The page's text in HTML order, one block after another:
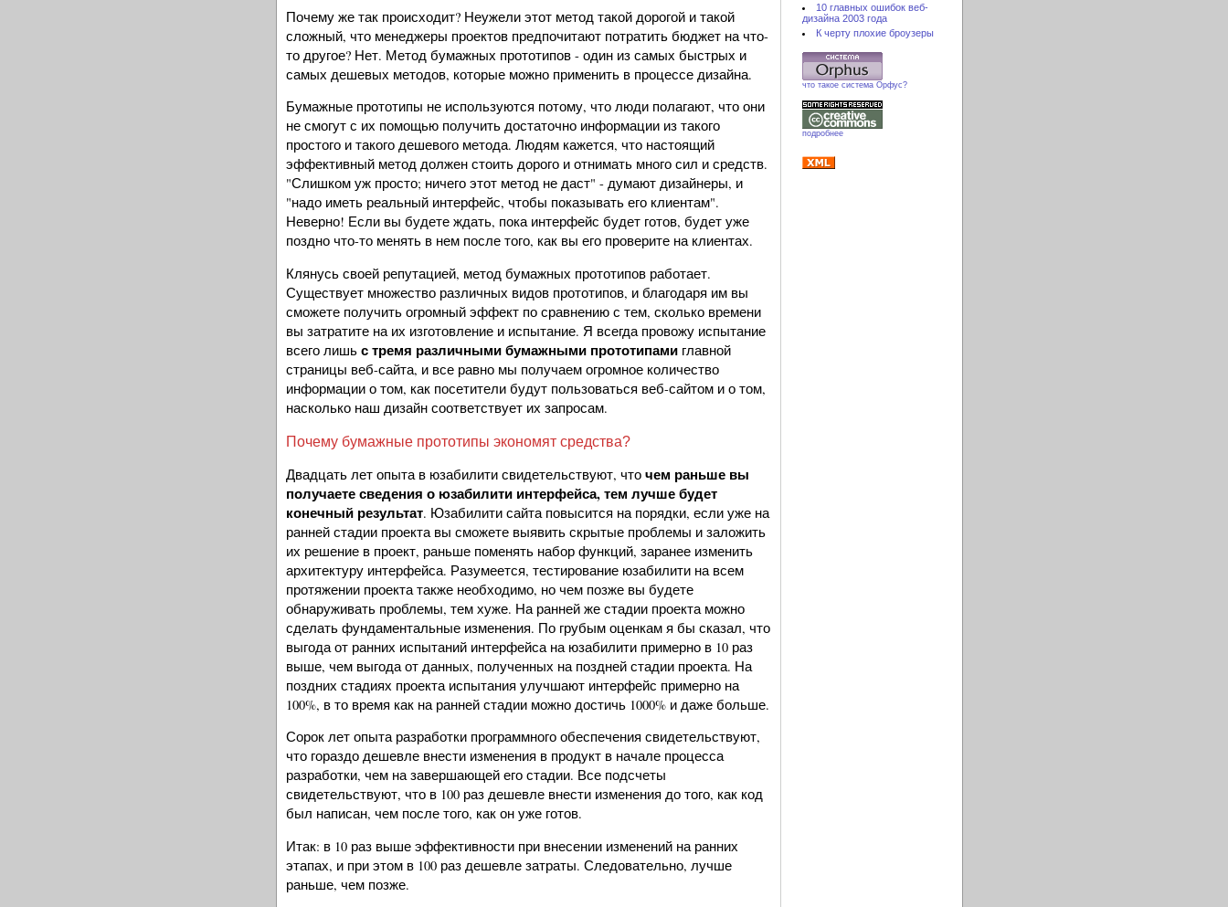
Почему же так происходит? Неужели этот метод такой дорогой и такой
сложный, что менеджеры проектов предпочитают потратить бюджет на что-
то другое? Нет. Метод бумажных прототипов - один из самых быстрых и
самых дешевых методов, которые можно применить в процессе дизайна.
Бумажные прототипы не используются потому, что люди полагают, что они
не смогут с их помощью получить достаточно информации из такого
простого и такого дешевого метода. Людям кажется, что настоящий
эффективный метод должен стоить дорого и отнимать много сил и средств.
"Слишком уж просто; ничего этот метод не даст" - думают дизайнеры, и
"надо иметь реальный интерфейс, чтобы показывать его клиентам".
Неверно! Если вы будете ждать, пока интерфейс будет готов, будет уже
поздно что-то менять в нем после того, как вы его проверите на клиентах.
Клянусь своей репутацией, метод бумажных прототипов работает.
Существует множество различных видов прототипов, и благодаря им вы
сможете получить огромный эффект по сравнению с тем, сколько времени
вы затратите на их изготовление и испытание. Я всегда провожу испытание
всего лишь с тремя различными бумажными прототипами главной
страницы веб-сайта, и все равно мы получаем огромное количество
информации о том, как посетители будут пользоваться веб-сайтом и о том,
насколько наш дизайн соответствует их запросам.
Почему бумажные прототипы экономят средства?
Двадцать лет опыта в юзабилити свидетельствуют, что чем раньше вы
получаете сведения о юзабилити интерфейса, тем лучше будет
конечный результат. Юзабилити сайта повысится на порядки, если уже на
ранней стадии проекта вы сможете выявить скрытые проблемы и заложить
их решение в проект, раньше поменять набор функций, заранее изменить
архитектуру интерфейса. Разумеется, тестирование юзабилити на всем
протяжении проекта также необходимо, но чем позже вы будете
обнаруживать проблемы, тем хуже. На ранней же стадии проекта можно
сделать фундаментальные изменения. По грубым оценкам я бы сказал, что
выгода от ранних испытаний интерфейса на юзабилити примерно в 10 раз
выше, чем выгода от данных, полученных на поздней стадии проекта. На
поздних стадиях проекта испытания улучшают интерфейс примерно на
100%, в то время как на ранней стадии можно достичь 1000% и даже больше.
Сорок лет опыта разработки программного обеспечения свидетельствуют,
что гораздо дешевле внести изменения в продукт в начале процесса
разработки, чем на завершающей его стадии. Все подсчеты
свидетельствуют, что в 100 раз дешевле внести изменения до того, как код
был написан, чем после того, как он уже готов.
Итак: в 10 раз выше эффективности при внесении изменений на ранних
этапах, и при этом в 100 раз дешевле затраты. Следовательно, лучше
раньше, чем позже.
10 главных ошибок веб-
дизайна 2003 года
К черту плохие броузеры
что такое система Орфус?
подробнее